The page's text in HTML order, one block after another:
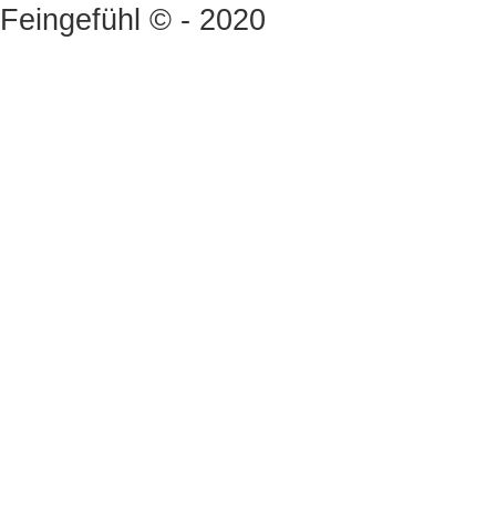
Feingefühl © - 2020